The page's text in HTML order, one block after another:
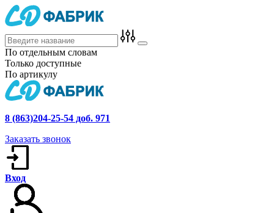
По отдельным словам
Только доступные
По артикулу
8 (863)204-25-54 доб. 971
Заказать звонок
Вход